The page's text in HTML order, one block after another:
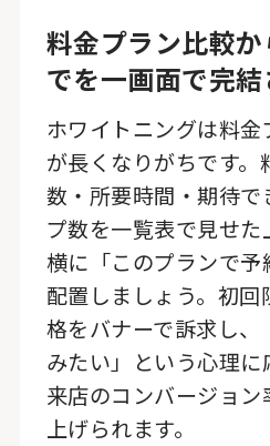
料金プラン比較か
でを一画面で完結
ホワイトニングは料
が長くなりがちです。
数・所要時間・期待で
プ数を一覧表で見せ
横に「このプランで
配置しましょう。初
格をバナーで訴求し、
みたい」という心理に
来店のコンバージョ
上げられます。